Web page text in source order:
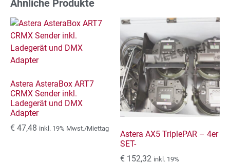
Ähnliche Produkte
Astera AsteraBox ART7
CRMX Sender inkl.
Ladegerät und DMX
Adapter
€ 47,48 inkl. 19% Mwst./Miettag
Astera AX5 TriplePAR – 4er
SET-
€ 152,32 inkl. 19%